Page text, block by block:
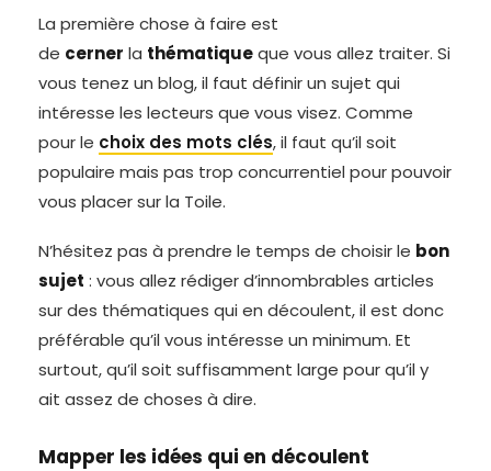
La première chose à faire est
de cerner la thématiqueque vous allez traiter. Si
vous tenez un blog, il faut définir un sujet qui
intéresse les lecteurs que vous visez. Comme
pour le choix des mots clés, il faut qu’il soit
populaire mais pas trop concurrentiel pour pouvoir
vous placer sur la Toile.
N’hésitez pas à prendre le temps de choisir le bon
sujet : vous allez rédiger d’innombrables articles
sur des thématiques qui en découlent, il est donc
préférable qu’il vous intéresse un minimum. Et
surtout, qu’il soit suffisamment large pour qu’il y
ait assez de choses à dire.
Mapper les idées qui en découlent